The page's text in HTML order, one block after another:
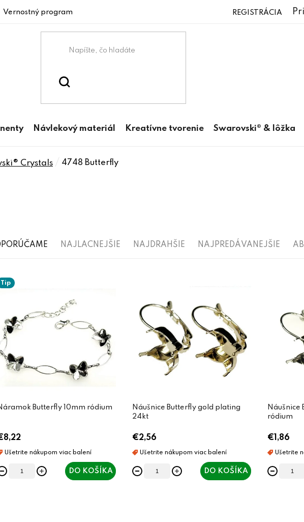
Vernostný program REGISTRÁCIA
Návlekový materiál Kreatívne tvorenie Swarovski® & lôžka
Crystals 4748 Butterfly
NAJLACNEJŠIE NAJDRAHŠIE NAJPREDÁVANEJŠIE
Tip
Butterfly 10mm ródium
DO KOŠÍKA
Náušnice Butterfly gold plating
24kt
€2,56
DO KOŠÍKA
Náušnice
ródium
€1,86